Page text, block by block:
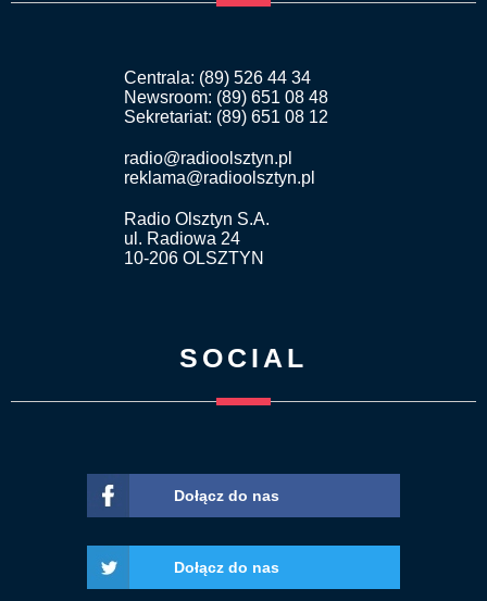
Centrala: (89) 526 44 34
Newsroom: (89) 651 08 48
Sekretariat: (89) 651 08 12
radio@radioolsztyn.pl
reklama@radioolsztyn.pl
Radio Olsztyn S.A.
ul. Radiowa 24
10-206 OLSZTYN
SOCIAL
Dołącz do nas
Dołącz do nas